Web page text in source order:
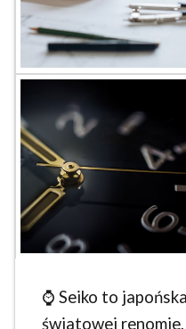
⌚ Seiko to
światowej